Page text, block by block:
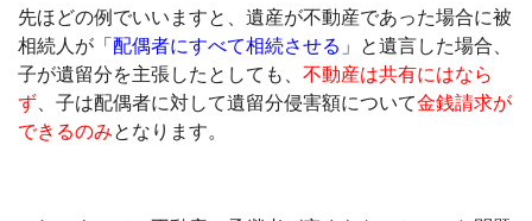
先ほどの例でいいますと、遺産が不動産であった場合に被
相続人が「配偶者にすべて相続させる 」と遺言した場合、
子が遺留分を主張したとしても、 不動産は共有にはなら
ず、子は配偶者に対して遺留分侵害額について金銭請求が
できるのみとなります。